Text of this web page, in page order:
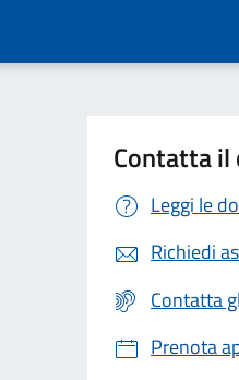
Contatta il
Leggi le
Richiedi
Contatta
Prenota